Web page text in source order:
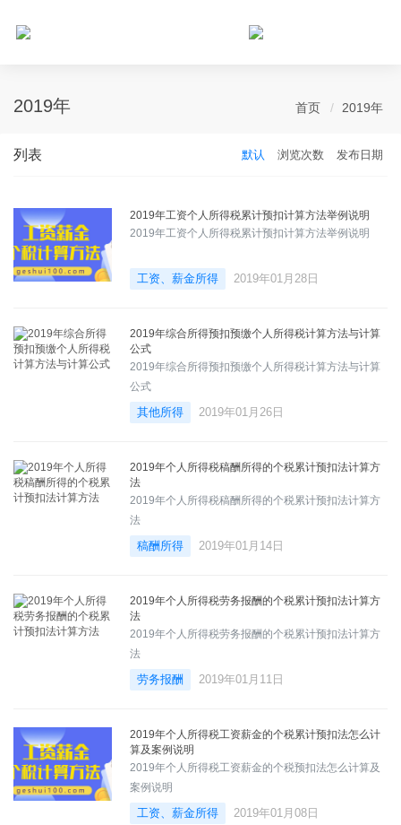
2019年 首页 2019年
列表 默认 浏览次数 发布日期
2019年工资个人所得税累计预扣计算方法举例说明
2019年工资个人所得税累计预扣计算方法举例说明
工资、薪金所得 2019年01月28日
2019年综合所得预扣预缴个人所得税计算方法与计算
公式
2019年综合所得预扣预缴个人所得税计算方法与计算
公式
其他所得 2019年01月26日
2019年个人所得税稿酬所得的个税累计预扣法计算方
法
2019年个人所得税稿酬所得的个税累计预扣法计算方
法
稿酬所得 2019年01月14日
2019年个人所得税劳务报酬的个税累计预扣法计算方
法
2019年个人所得税劳务报酬的个税累计预扣法计算方
法
劳务报酬 2019年01月11日
2019年个人所得税工资薪金的个税累计预扣法怎么计
算及案例说明
2019年个人所得税工资薪金的个税预扣法怎么计算及
案例说明
工资、薪金所得 2019年01月08日